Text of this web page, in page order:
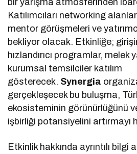
Katılımcıları networking
mentor görüşmeleri ve
bekliyor olacak. Etkinliğe;
hızlandırıcı programlar, melek
kurumsal temsilciler katılım
gösterecek. Synergia
gerçekleşecek bu buluşma,
ekosisteminin görünürlüğünü
işbirliği potansiyelini artırmayı
Etkinlik hakkında ayrıntılı bilgi